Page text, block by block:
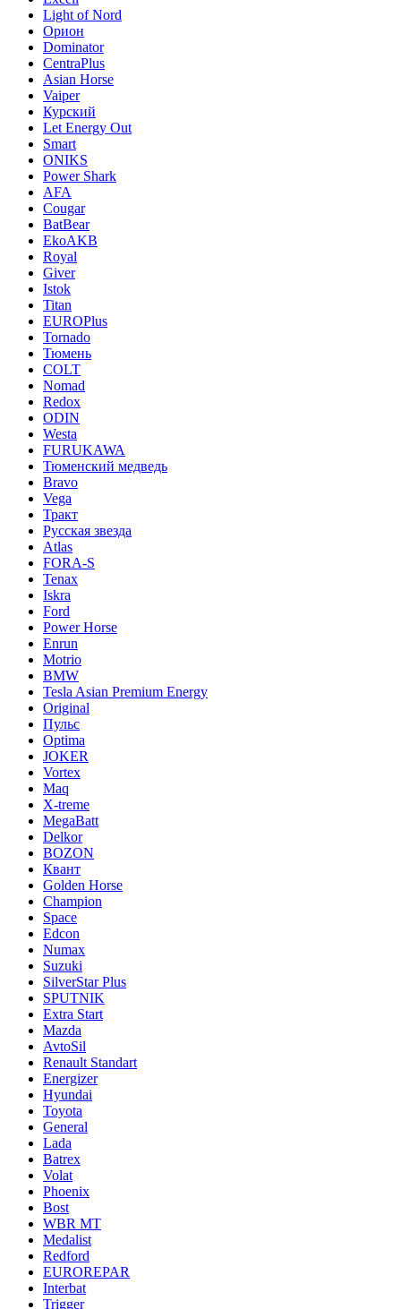
Light of Nord
Орион
Dominator
CentraPlus
Asian Horse
Vaiper
Курский
Let Energy Out
Smart
ONIKS
Power Shark
AFA
Cougar
BatBear
EkoAKB
Royal
Giver
Istok
Titan
EUROPlus
Tornado
Тюмень
COLT
Nomad
Redox
ODIN
Westa
FURUKAWA
Тюменский медведь
Bravo
Vega
Тракт
Русская звезда
Atlas
FORA-S
Tenax
Iskra
Ford
Power Horse
Enrun
Motrio
BMW
Tesla Asian Premium Energy
Original
Пульс
Optima
JOKER
Vortex
Maq
X-treme
MegaBatt
Delkor
BOZON
Квант
Golden Horse
Champion
Space
Edcon
Numax
Suzuki
SilverStar Plus
SPUTNIK
Extra Start
Mazda
AvtoSil
Renault Standart
Energizer
Hyundai
Toyota
General
Lada
Batrex
Volat
Phoenix
Bost
WBR MT
Medalist
Redford
EUROREPAR
Interbat
Trigger